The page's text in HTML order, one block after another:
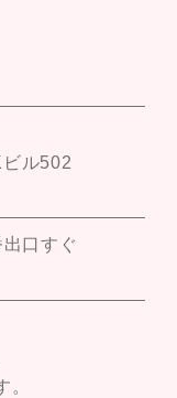
ル502
口すぐ